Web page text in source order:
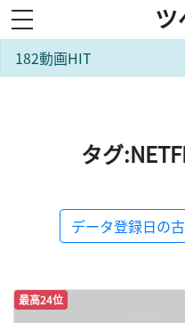
toggle navigation
182動画HIT
タグ
データ登録日の
最高24位